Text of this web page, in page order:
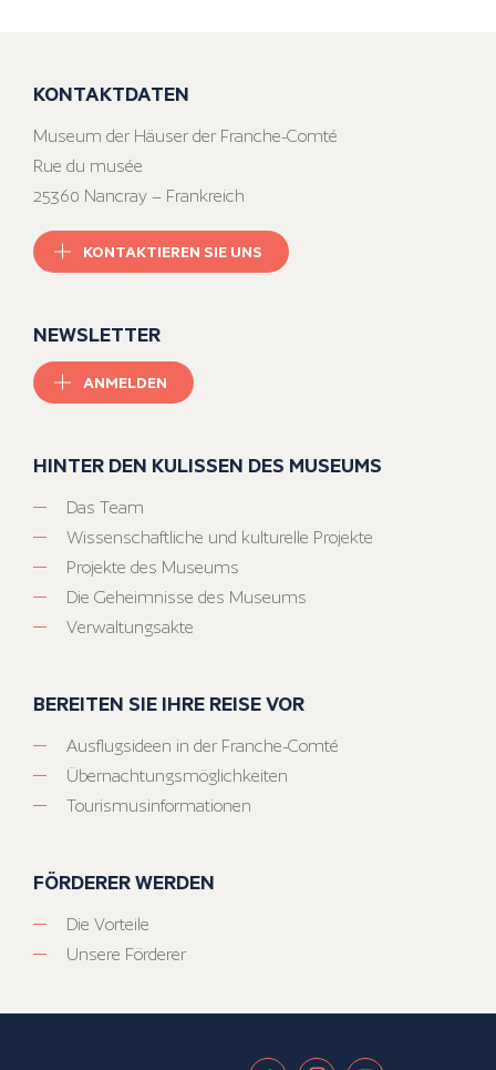
KONTAKTDATEN
Museum der Häuser der Franche-Comté
Rue du musée
25360 Nancray – Frankreich
KONTAKTIEREN SIE UNS
NEWSLETTER
ANMELDEN
HINTER DEN KULISSEN DES MUSEUMS
Das Team
Wissenschaftliche und kulturelle Projekte
Projekte des Museums
Die Geheimnisse des Museums
Verwaltungsakte
BEREITEN SIE IHRE REISE VOR
Ausflugsideen in der Franche-Comté
Übernachtungsmöglichkeiten
Tourismusinformationen
FÖRDERER WERDEN
Die Vorteile
Unsere Förderer